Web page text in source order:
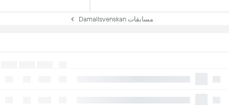
مسابقات Damallsvenskan